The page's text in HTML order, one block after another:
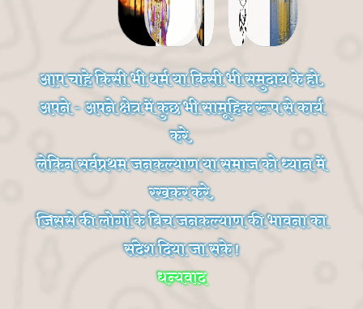
आप चाहे किसी भी धर्म या किसी भी समुदाय के हो,
अपने - अपने क्षेत्र में कुछ भी सामूहिक रूप से कार्य
करे,
लेकिन सर्वप्रथम जनकल्याण या समाज को ध्यान में
रखकर करे,
जिससे की लोगों के बिच जनकल्याण की भावना का
संदेश दिया जा सके !
धन्यवाद